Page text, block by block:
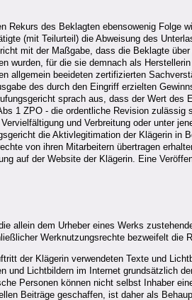
des Beklagten ebensowenig Folge
(mit Teilurteil) die Abweisung des
mit der Maßgabe, dass die Beklagte
wurden, für die sie demnach als
allgemein beeideten zertifizierten
des durch den Eingriff erzielten
sprach aus, dass der Wert
1 ZPO - die ordentliche Revision
und Verbreitung oder unter
die Aktivlegitimation der Klägerin in
von ihren Mitarbeitern übertragen
auf der Website der Klägerin. Eine
allein dem Urheber eines Werks
Werknutzungsrechte bezweifelt die
der Klägerin verwendeten Texte und
Lichtbildern im Internet grundsätzlich
Personen können nicht selbst Inhaber
Beiträge geschaffen, ist daher als